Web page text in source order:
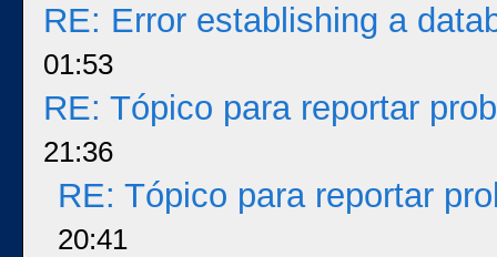
RE: Error establishing a
01:53
RE: Tópico para reportar
21:36
RE: Tópico para reportar
20:41